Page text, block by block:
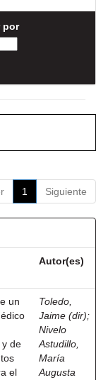
por
1 Siguiente
Autor(es)
un
y de
el
Toledo,
Jaime (dir);
Nivelo
Astudillo,
María
Augusta